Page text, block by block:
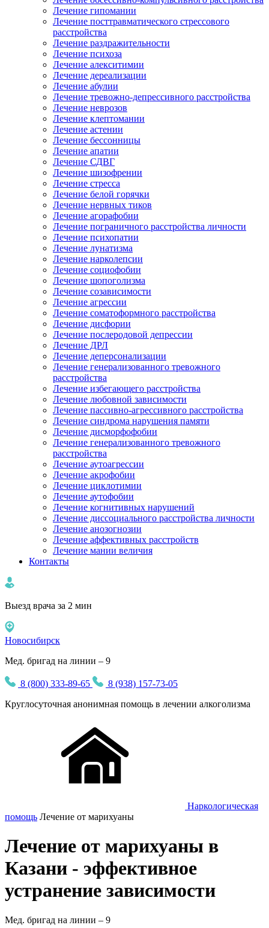
Лечение гипомании
Лечение посттравматического стрессового
расстройства
Лечение раздражительности
Лечение психоза
Лечение алекситимии
Лечение дереализации
Лечение абулии
Лечение тревожно-депрессивного расстройства
Лечение неврозов
Лечение клептомании
Лечение астении
Лечение бессонницы
Лечение апатии
Лечение СДВГ
Лечение шизофрении
Лечение стресса
Лечение белой горячки
Лечение нервных тиков
Лечение агорафобии
Лечение пограничного расстройства личности
Лечение психопатии
Лечение лунатизма
Лечение нарколепсии
Лечение социофобии
Лечение шопоголизма
Лечение созависимости
Лечение агрессии
Лечение соматоформного расстройства
Лечение дисфории
Лечение послеродовой депрессии
Лечение ДРЛ
Лечение деперсонализации
Лечение генерализованного тревожного
расстройства
Лечение избегающего расстройства
Лечение любовной зависимости
Лечение пассивно-агрессивного расстройства
Лечение синдрома нарушения памяти
Лечение дисморфофобии
Лечение генерализованного тревожного
расстройства
Лечение аутоагрессии
Лечение акрофобии
Лечение циклотимии
Лечение аутофобии
Лечение когнитивных нарушений
Лечение диссоциального расстройства личности
Лечение анозогнозии
Лечение аффективных расстройств
Лечение мании величия
Контакты
Выезд врача за 2 мин
Новосибирск
Мед. бригад на линии – 9
8 (800) 333-89-65
8 (938) 157-73-05
Круглосуточная анонимная помощь в лечении алкоголизма
Наркологическая
помощь Лечение от марихуаны
Лечение от марихуаны в
Казани - эффективное
устранение зависимости
Мед. бригад на линии – 9